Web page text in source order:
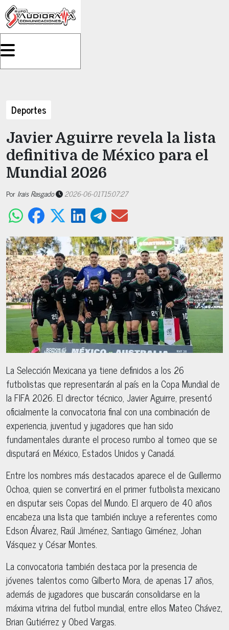
Deportes
Javier Aguirre revela la lista
definitiva de México para el
Mundial 2026
Por Irais Rasgado 2026-06-01T15:07:27
La Selección Mexicana ya tiene definidos a los 26
futbolistas que representarán al país en la Copa Mundial de
la FIFA 2026. El director técnico, Javier Aguirre, presentó
oficialmente la convocatoria final con una combinación de
experiencia, juventud y jugadores que han sido
fundamentales durante el proceso rumbo al torneo que se
disputará en México, Estados Unidos y Canadá.
Entre los nombres más destacados aparece el de Guillermo
Ochoa, quien se convertirá en el primer futbolista mexicano
en disputar seis Copas del Mundo. El arquero de 40 años
encabeza una lista que también incluye a referentes como
Edson Álvarez, Raúl Jiménez, Santiago Giménez, Johan
Vásquez y César Montes.
La convocatoria también destaca por la presencia de
jóvenes talentos como Gilberto Mora, de apenas 17 años,
además de jugadores que buscarán consolidarse en la
máxima vitrina del futbol mundial, entre ellos Mateo Chávez,
Brian Gutiérrez y Obed Vargas.